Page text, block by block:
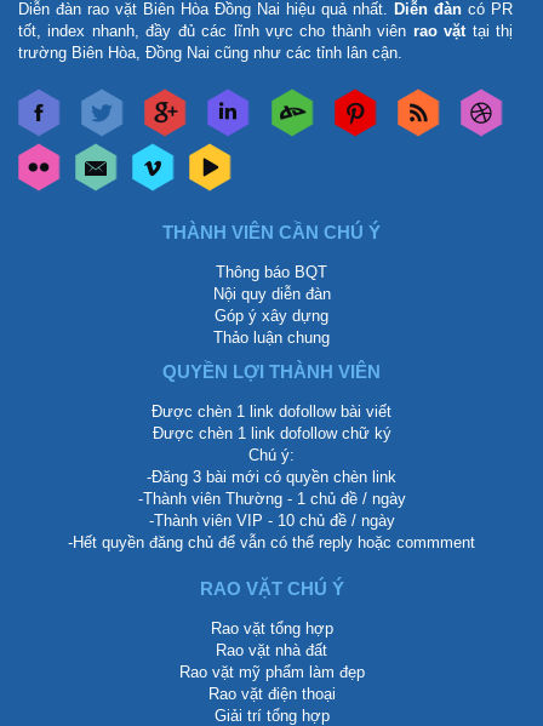
Diễn đàn rao vặt Biên Hòa Đồng Nai hiệu quả nhất. Diễn đàn có PR
tốt, index nhanh, đầy đủ các lĩnh vực cho thành viên rao vặt tại thị
trường Biên Hòa, Đồng Nai cũng như các tỉnh lân cận.
THÀNH VIÊN CẦN CHÚ Ý
Thông báo BQT
Nội quy diễn đàn
Góp ý xây dựng
Thảo luận chung
QUYỀN LỢI THÀNH VIÊN
Được chèn 1 link dofollow bài viết
Được chèn 1 link dofollow chữ ký
Chú ý:
-Đăng 3 bài mới có quyền chèn link
-Thành viên Thường - 1 chủ đề / ngày
-Thành viên VIP - 10 chủ đề / ngày
-Hết quyền đăng chủ để vẫn có thể reply hoặc commment
RAO VẶT CHÚ Ý
Rao vặt tổng hợp
Rao vặt nhà đất
Rao vặt mỹ phẩm làm đẹp
Rao vặt điện thoại
Giải trí tổng hợp